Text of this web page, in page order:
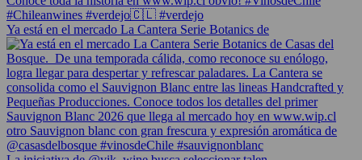
Ya está en el mercado La Cantera Serie Botanics de